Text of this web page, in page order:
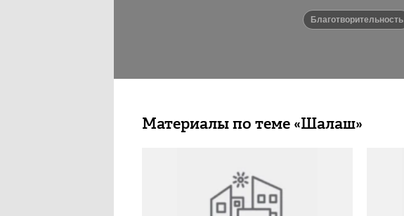
Благотворительность
Материалы по теме «Шалаш»